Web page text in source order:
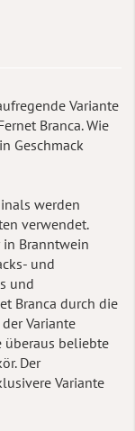
Variante
Branca. Wie
Geschmack
werden
verwendet.
in Branntwein
und
und
Branca durch die
Variante
überaus beliebte
Der
Variante